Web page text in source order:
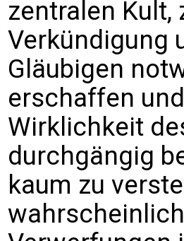
zentralen
Verkündigung
Gläubigen
erschaffen
Wirklichkeit
durchgängig
kaum zu